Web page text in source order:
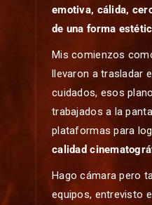
emotiva, cálida,
de una forma
Mis comienzos
llevaron a trasladar
cuidados, esos
trabajados a la
plataformas para
calidad
Hago cámara pero
equipos, entrevisto